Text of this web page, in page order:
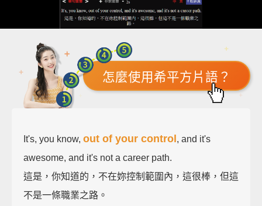
怎麼使用希平方片語？
It's, you know, out of your control , and it's
awesome, and it's not a career path.
這是，你知道的，不在妳控制範圍內，這很棒，但這
不是一條職業之路。